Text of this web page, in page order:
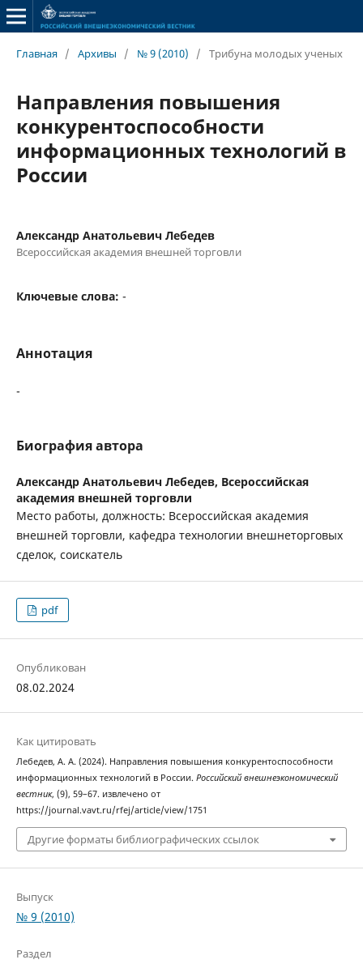
Главная / Архивы / № 9 (2010) / Трибуна молодых ученых
Направления повышения
конкурентоспособности
информационных технологий в
России
Александр Анатольевич Лебедев
Всероссийская академия внешней торговли
Ключевые слова: -
Аннотация
-
Биография автора
Александр Анатольевич Лебедев, Всероссийская
академия внешней торговли
Место работы, должность: Всероссийская академия
внешней торговли, кафедра технологии внешнеторговых
сделок, соискатель
pdf
Опубликован
08.02.2024
Как цитировать
Лебедев, А. А. (2024). Направления повышения конкурентоспособности
информационных технологий в России. Российский внешнеэкономический
вестник, (9), 59–67. извлечено от
https://journal.vavt.ru/rfej/article/view/1751
Другие форматы библиографических ссылок
Выпуск
№ 9 (2010)
Раздел